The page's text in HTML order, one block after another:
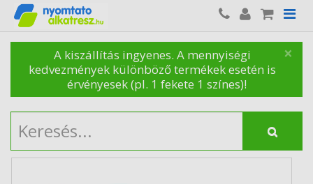
×
A kiszállítás ingyenes. A mennyiségi
kedvezmények különböző termékek esetén is
érvényesek (pl. 1 fekete 1 színes)!